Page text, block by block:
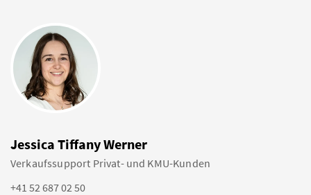
Jessica Tiffany Werner
Verkaufssupport Privat- und KMU-Kunden
+41 52 687 02 50